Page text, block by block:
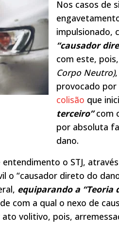
Nos casos de
impulsionado,
“causador
com este,
Corpo Neutro)
provocado por
colisão que
terceiro”com
por absoluta
dano.
o STJ,
o “causador direto do
equiparando a “Teoria
com a qual o nexo de
volitivo, pois,